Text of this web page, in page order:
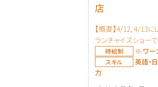
店
【概要】4/12, 4/13
ランチャイズショー
時給制 ※ ワー
スキル
英語・
力